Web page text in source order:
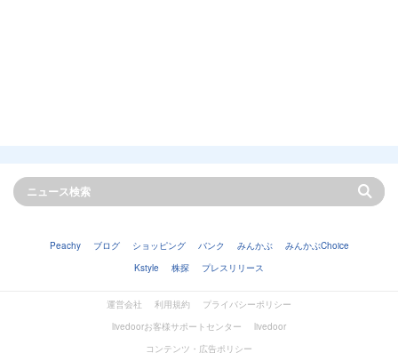
Peachy ブログ ショッピング バンク みんかぶ
みんかぶChoice
Kstyle
株探 プレスリリース
運営会社 利用規約
プライバシーポリシー
livedoorお客様サポートセンター
livedoor
コンテンツ・広告ポリシー